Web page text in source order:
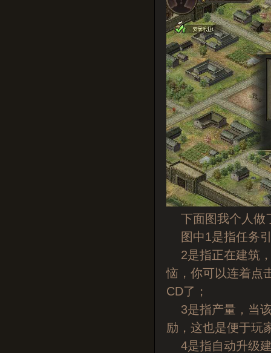
下面图我个人做
图中1是指任务
2是指正在建筑，
恼，你可以连着点
CD了；
3是指产量，当该
励，这也是便于玩
4是指自动升级建